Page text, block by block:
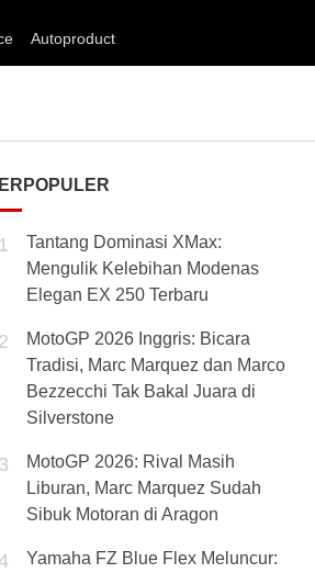
Autoproduct
Tantang Dominasi XMax:
Mengulik Kelebihan Modenas
Elegan EX 250 Terbaru
MotoGP 2026 Inggris: Bicara
Tradisi, Marc Marquez dan Marco
Bezzecchi Tak Bakal Juara di
Silverstone
MotoGP 2026: Rival Masih
Liburan, Marc Marquez Sudah
Sibuk Motoran di Aragon
Yamaha FZ Blue Flex Meluncur: